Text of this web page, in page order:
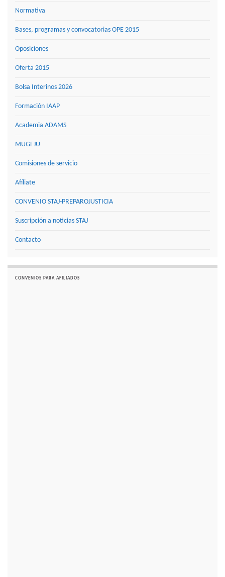
Normativa
Bases, programas y convocatorias OPE 2015
Oposiciones
Oferta 2015
Bolsa Interinos 2026
Formación IAAP
Academia ADAMS
MUGEJU
Comisiones de servicio
Afíliate
CONVENIO STAJ-PREPAROJUSTICIA
Suscripción a noticias STAJ
Contacto
CONVENIOS PARA AFILIADOS